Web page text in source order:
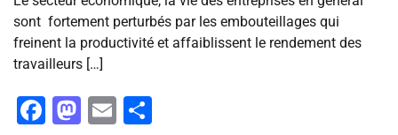
sont fortement perturbés par les embouteillages qui
freinent la productivité et affaiblissent le rendement des
travailleurs […]
Facebook
Mastodon
Email